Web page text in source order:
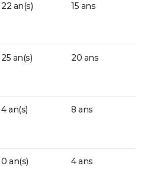
22 an(s) 15 ans
25 an(s) 20 ans
4 an(s) 8 ans
0 an(s) 4 ans